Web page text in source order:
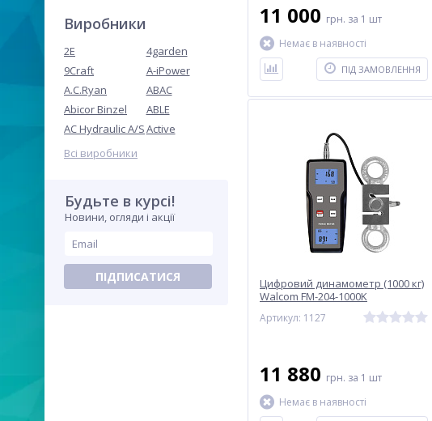
Виробники
2E
4garden
9Craft
A-iPower
A.C.Ryan
ABAC
Abicor Binzel
ABLE
AC Hydraulic A/SActive
Всі виробники
Будьте в курсі!
Новини, огляди і акції
ПІДПИСАТИСЯ
11 000 грн. за 1 шт
Немає в наявності
ПІД ЗАМОВЛЕННЯ
Цифровий динамометр (1000 кг)
Walcom FM-204-1000K
Артикул: 1127
11 880 грн. за 1 шт
Немає в наявності